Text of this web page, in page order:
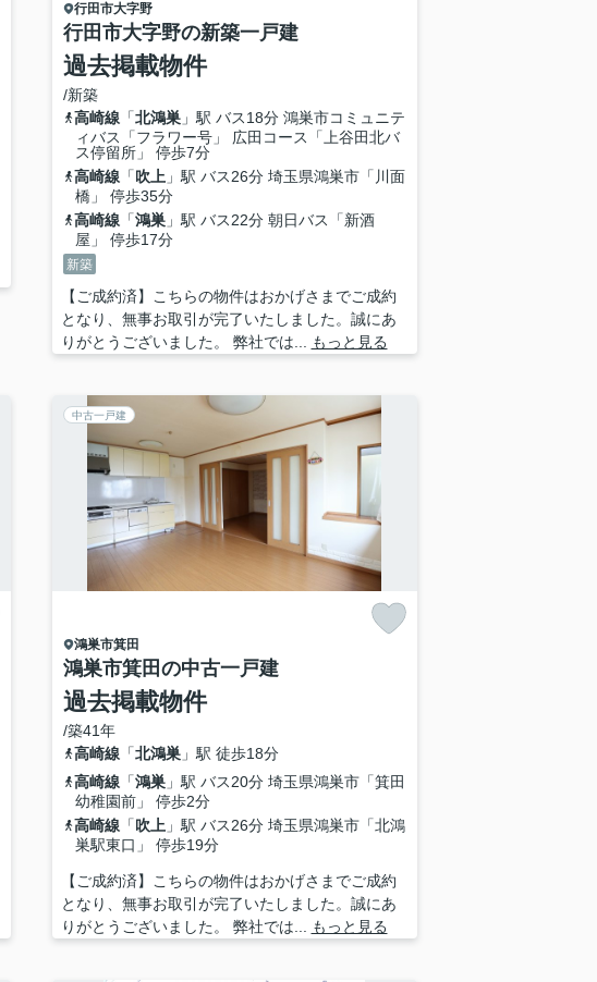
行田市大字野
行田市大字野の新築一戸建
過去掲載物件
/新築
高崎線「北鴻巣」駅 バス18分 鴻巣市コミュニテ
ィバス「フラワー号」 広田コース「上谷田北バ
ス停留所」 停歩7分
高崎線「吹上 」駅 バス26分 埼玉県鴻巣市「川面
橋」 停歩35分
高崎線「鴻巣」駅 バス22分 朝日バス「新酒
屋」 停歩17分
新築
【ご成約済】こちらの物件はおかげさまでご成約
となり、無事お取引が完了いたしました。誠にあ
りがとうございました。 弊社では...
もっと見る
中古一戸建
鴻巣市箕田
鴻巣市箕田の中古一戸建
過去掲載物件
/築41年
高崎線「北鴻巣」駅 徒歩18分
高崎線「鴻巣」駅 バス20分 埼玉県鴻巣市「箕田
幼稚園前」 停歩2分
高崎線「吹上 」駅 バス26分 埼玉県鴻巣市「北鴻
巣駅東口」 停歩19分
【ご成約済】こちらの物件はおかげさまでご成約
となり、無事お取引が完了いたしました。誠にあ
りがとうございました。 弊社では...
もっと見る